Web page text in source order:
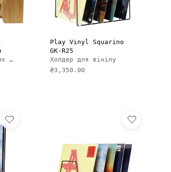
Холдер для вінілових платівок
ДОДАТИ В КОШИК
Play Vinyl Squarino
GK-R25
Холдер для вінілу
₴3,350.00